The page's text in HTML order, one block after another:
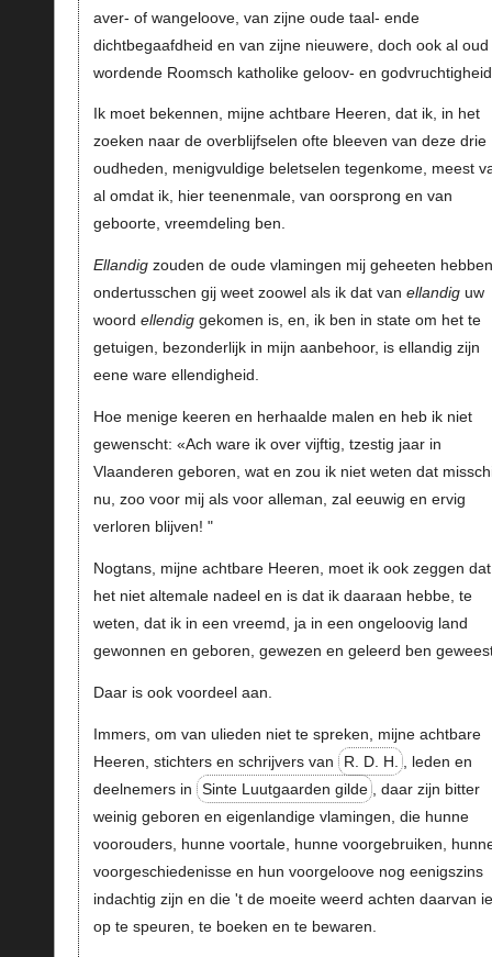
aver- of wangeloove, van zijne oude taal- ende
dichtbegaafdheid en van zijne nieuwere, doch ook al oud
wordende Roomsch katholike geloov- en
Ik moet bekennen, mijne achtbare Heeren, dat ik, in het
zoeken naar de overblijfselen ofte bleeven van deze drie
oudheden, menigvuldige beletselen tegenkome, meest
al omdat ik, hier teenenmale, van oorsprong en van
geboorte, vreemdeling ben.
Ellandigzouden de oude vlamingen mij geheeten
ondertusschen gij weet zoowel als ik dat van ellandiguw
woord ellendiggekomen is, en, ik ben in state om het te
getuigen, bezonderlijk in mijn aanbehoor, is ellandig zijn
eene ware ellendigheid.
Hoe menige keeren en herhaalde malen en heb ik niet
gewenscht: «Ach ware ik over vijftig, tzestig jaar in
Vlaanderen geboren, wat en zou ik niet weten dat
nu, zoo voor mij als voor alleman, zal eeuwig en ervig
verloren blijven! "
Nogtans, mijne achtbare Heeren, moet ik ook zeggen dat
het niet altemale nadeel en is dat ik daaraan hebbe, te
weten, dat ik in een vreemd, ja in een ongeloovig land
gewonnen en geboren, gewezen en geleerd ben
Daar is ook voordeel aan.
Immers, om van ulieden niet te spreken, mijne achtbare
Heeren, stichters en schrijvers van
R. D. H. , leden en
deelnemers in
Sinte Luutgaarden gilde , daar zijn bitter
weinig geboren en eigenlandige vlamingen, die hunne
voorouders, hunne voortale, hunne voorgebruiken,
voorgeschiedenisse en hun voorgeloove nog eenigszins
indachtig zijn en die 't de moeite weerd achten daarvan
op te speuren, te boeken en te bewaren.